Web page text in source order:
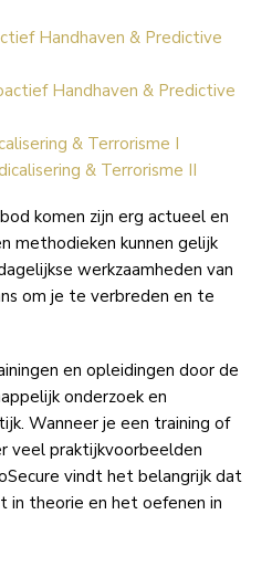
Handhaven & Predictive
Handhaven & Predictive
& Terrorisme I
& Terrorisme II
komen zijn erg actueel en
methodieken kunnen gelijk
werkzaamheden van
om je te verbreden en te
en opleidingen door de
onderzoek en
Wanneer je een training of
veel praktijkvoorbeelden
vindt het belangrijk dat
in theorie en het oefenen in